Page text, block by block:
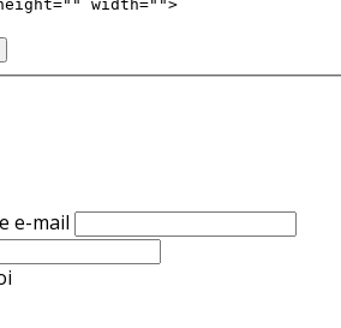
width="">
e-mail